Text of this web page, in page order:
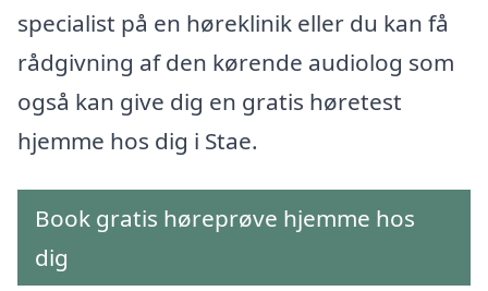
specialist på en høreklinik eller du kan få
rådgivning af den kørende audiolog som
også kan give dig en gratis høretest
hjemme hos dig i Stae.
Book gratis høreprøve hjemme hos
dig